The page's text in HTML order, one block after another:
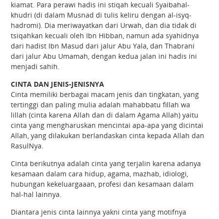
kiamat. Para perawi hadis ini stiqah kecuali Syaibahal-
khudri (di dalam Musnad di tulis keliru dengan al-isyq-
hadromi). Dia meriwayatkan dari Urwah, dan dia tidak di
tsiqahkan kecuali oleh Ibn Hibban, namun ada syahidnya
dari hadist Ibn Masud dari jalur Abu Yala, dan Thabrani
dari jalur Abu Umamah, dengan kedua jalan ini hadis ini
menjadi sahih.
CINTA DAN JENIS-JENISNYA
Cinta memiliki berbagai macam jenis dan tingkatan, yang
tertinggi dan paling mulia adalah mahabbatu fillah wa
lillah (cinta karena Allah dan di dalam Agama Allah) yaitu
cinta yang mengharuskan mencintai apa-apa yang dicintai
Allah, yang dilakukan berlandaskan cinta kepada Allah dan
RasulNya.
Cinta berikutnya adalah cinta yang terjalin karena adanya
kesamaan dalam cara hidup, agama, mazhab, idiologi,
hubungan kekeluargaaan, profesi dan kesamaan dalam
hal-hal lainnya.
Diantara jenis cinta lainnya yakni cinta yang motifnya